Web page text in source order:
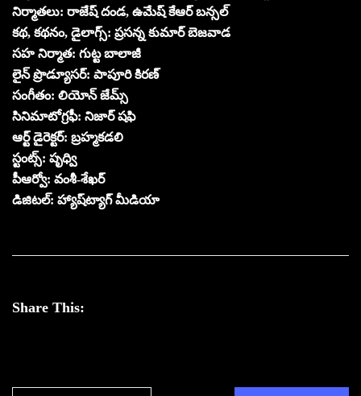
నిర్మాతలు: రాజేష్ దండ, ఉమేష్ కేఆర్ బన్సల్
కథ, కథనం, డైలాగ్స్: ప్రసన్న కుమార్ బెజవాడ
సహ నిర్మాత: గుట్ట బాలాజీ
లైన్ ప్రొడ్యూసర్: పాపూరి కిరణ్
సంగీతం: లియోన్ జేమ్స్
సినిమాటోగ్రఫీ: నిజార్ షఫి
ఆర్ట్ డైరెక్టర్: బ్రహ్మకడలి
స్టంట్స్: పృధ్వి
పీఆర్వో: వంశీ-శేఖర్
డిజిటల్: హ్యాష్‌ట్యాగ్ మీడియా
Share This: